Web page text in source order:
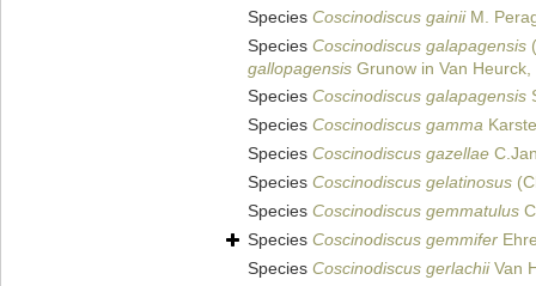
Species Coscinodiscus gainiiM.
Species Coscinodiscus galapagensis
gallopagensis Grunow in Van Heurck,
Species Coscinodiscus galapagensis
Species Coscinodiscus gamma
Species Coscinodiscus gazellae
Species Coscinodiscus gelatinosus
Species Coscinodiscus gemmatulus
Species Coscinodiscus gemmifer
Species Coscinodiscus gerlachiiVan